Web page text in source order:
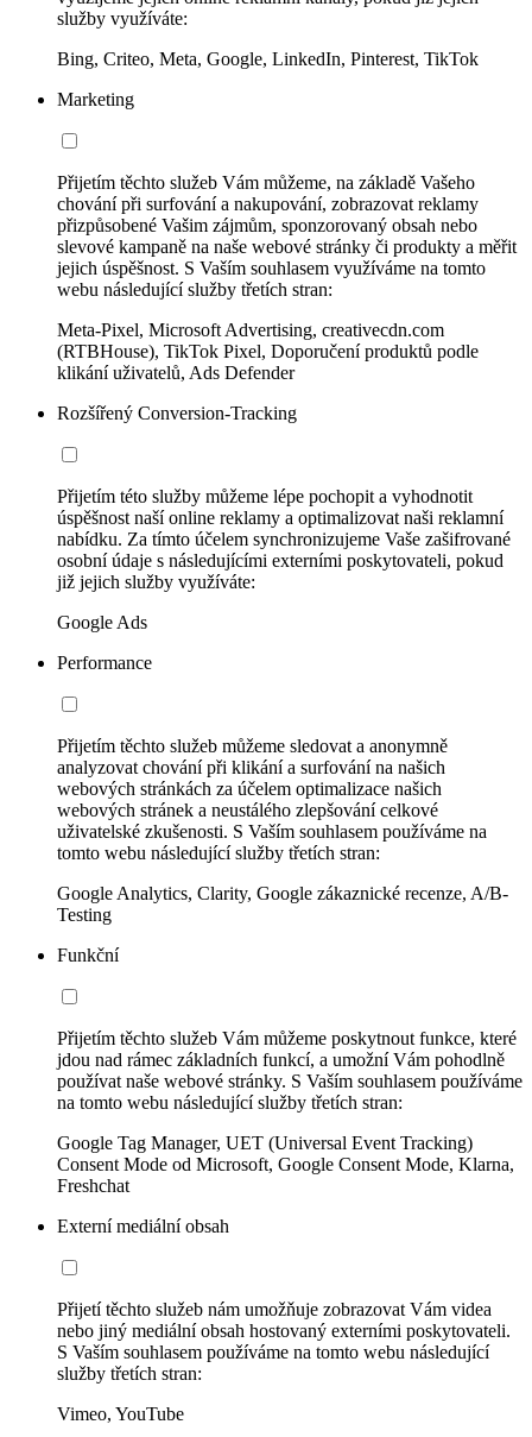
služby využíváte:
Bing, Criteo, Meta, Google, LinkedIn, Pinterest, TikTok
Marketing
Přijetím těchto služeb Vám můžeme, na základě Vašeho
chování při surfování a nakupování, zobrazovat reklamy
přizpůsobené Vašim zájmům, sponzorovaný obsah nebo
slevové kampaně na naše webové stránky či produkty a měřit
jejich úspěšnost. S Vaším souhlasem využíváme na tomto
webu následující služby třetích stran:
Meta-Pixel, Microsoft Advertising, creativecdn.com
(RTBHouse), TikTok Pixel, Doporučení produktů podle
klikání uživatelů, Ads Defender
Rozšířený Conversion-Tracking
Přijetím této služby můžeme lépe pochopit a vyhodnotit
úspěšnost naší online reklamy a optimalizovat naši reklamní
nabídku. Za tímto účelem synchronizujeme Vaše zašifrované
osobní údaje s následujícími externími poskytovateli, pokud
již jejich služby využíváte:
Google Ads
Performance
Přijetím těchto služeb můžeme sledovat a anonymně
analyzovat chování při klikání a surfování na našich
webových stránkách za účelem optimalizace našich
webových stránek a neustálého zlepšování celkové
uživatelské zkušenosti. S Vaším souhlasem používáme na
tomto webu následující služby třetích stran:
Google Analytics, Clarity, Google zákaznické recenze, A/B-
Testing
Funkční
Přijetím těchto služeb Vám můžeme poskytnout funkce, které
jdou nad rámec základních funkcí, a umožní Vám pohodlně
používat naše webové stránky. S Vaším souhlasem používáme
na tomto webu následující služby třetích stran:
Google Tag Manager, UET (Universal Event Tracking)
Consent Mode od Microsoft, Google Consent Mode, Klarna,
Freshchat
Externí mediální obsah
Přijetí těchto služeb nám umožňuje zobrazovat Vám videa
nebo jiný mediální obsah hostovaný externími poskytovateli.
S Vaším souhlasem používáme na tomto webu následující
služby třetích stran:
Vimeo, YouTube